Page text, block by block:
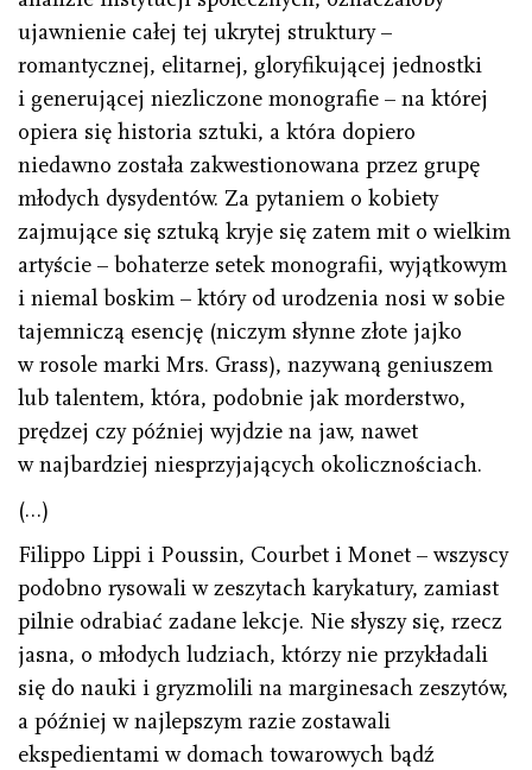
ujawnienie całej tej ukrytej struktury –
romantycznej, elitarnej, gloryfikującej jednostki
i generującej niezliczone monografie – na której
opiera się historia sztuki, a która dopiero
niedawno została zakwestionowana przez grupę
młodych dysydentów. Za pytaniem o kobiety
zajmujące się sztuką kryje się zatem mit o wielkim
artyście – bohaterze setek monografii, wyjątkowym
i niemal boskim – który od urodzenia nosi w sobie
tajemniczą esencję (niczym słynne złote jajko
w rosole marki Mrs. Grass), nazywaną geniuszem
lub talentem, która, podobnie jak morderstwo,
prędzej czy później wyjdzie na jaw, nawet
w najbardziej niesprzyjających okolicznościach.
(…)
Filippo Lippi i Poussin, Courbet i Monet – wszyscy
podobno rysowali w zeszytach karykatury, zamiast
pilnie odrabiać zadane lekcje. Nie słyszy się, rzecz
jasna, o młodych ludziach, którzy nie przykładali
się do nauki i gryzmolili na marginesach zeszytów,
a później w najlepszym razie zostawali
ekspedientami w domach towarowych bądź